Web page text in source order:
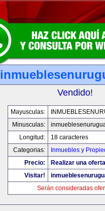
Vendido!
Mayusculas:
Minusculas:
Longitud:
18 caracteres
Categorias:
Inmuebles y
Precio:
Realizar una
Visitar!
Serán consideradas